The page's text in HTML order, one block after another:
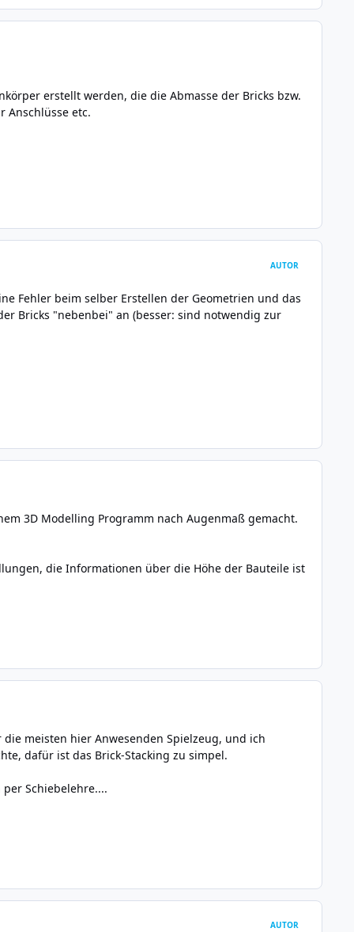
erstellt werden, die die Abmasse der Bricks bzw.
Anschlüsse etc.
AUTOR
Fehler beim selber Erstellen der Geometrien und das
Bricks "nebenbei" an (besser: sind notwendig zur
3D Modelling Programm nach Augenmaß gemacht.
die Informationen über die Höhe der Bauteile ist
meisten hier Anwesenden Spielzeug, und ich
dafür ist das Brick-Stacking zu simpel.
Schiebelehre....
AUTOR